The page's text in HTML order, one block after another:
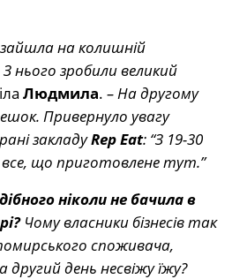
на колишній
нього зробили великий
Людмила. – На другому
Привернуло увагу
закладуRep Eat: “З 19-30
що приготовлене тут.”
ніколи не бачила в
Чому власники бізнесів так
споживача,
день несвіжу їжу?